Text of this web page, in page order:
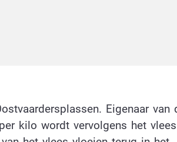
Eigenaar van
kilo wordt vervolgens het vlees